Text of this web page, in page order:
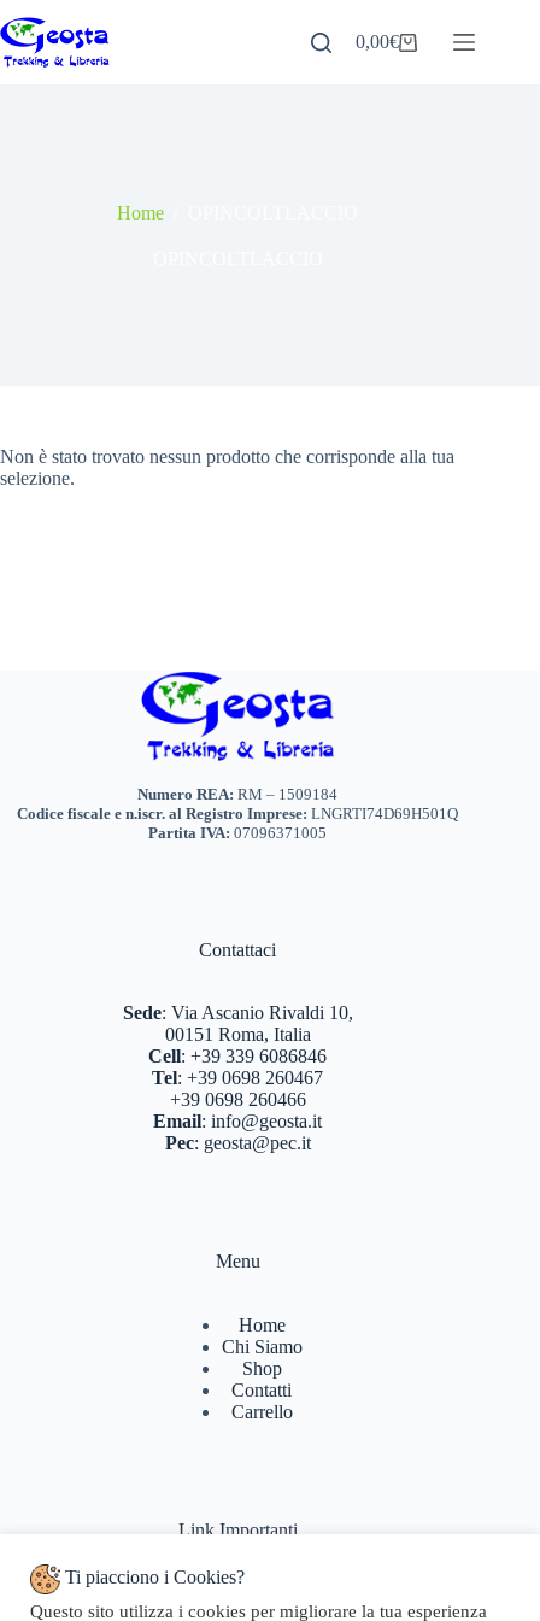
al
contenuto
Carrello
0,00€
Home
Non è stato trovato nessun prodotto che corrisponde alla tua
selezione.
Numero REA:RM – 1509184
Codice fiscale e n.iscr. al Registro Imprese:LNGRTI74D69H501Q
Partita IVA: 07096371005
Contattaci
Sede: Via Ascanio Rivaldi 10,
00151 Roma, Italia
Cell:+39 339 6086846
Tel:+39 0698 260467
+39 0698 260466
Email:info@geosta.it
Pec: geosta@pec.it
Menu
Home
Chi Siamo
Shop
Contatti
Carrello
Link Importanti
Politiche di Reso
Ti piacciono i Cookies?
Questo sito utilizza i cookies per migliorare la tua esperienza